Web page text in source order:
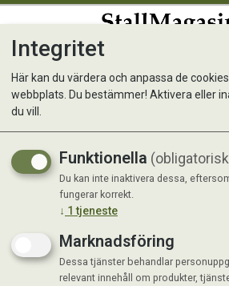
Musfälla Smart
Integritet
Här kan du värdera och anpassa de
webbplats. Du bestämmer! Aktivera eller
du vill.
Funktionella
Du kan inte inaktivera dessa,
fungerar korrekt.
↓ 1 tjeneste
Marknadsföring
Dessa tjänster behandlar
relevant innehåll om produkter,